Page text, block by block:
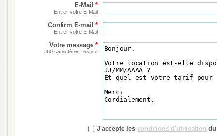
E-Mail *
Entrer votre E-Mail
Confirm E-mail *
Entrer votre E-Mail
Votre message *
360 caractères restant
J'accepte les conditions d'utilisation